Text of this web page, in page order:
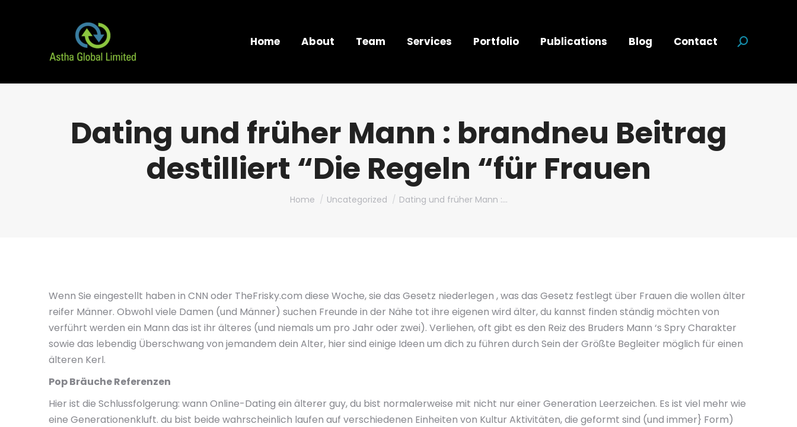
Home About Team Services Portfolio Publications Blog Contact Search:
Dating und früher Mann : brandneu Beitrag
destilliert “Die Regeln “für Frauen
You are here:
Home Uncategorized Dating und früher Mann :…
Wenn Sie eingestellt haben in CNN oder TheFrisky.com diese Woche, sie das Gesetz niederlegen , was das Gesetz festlegt über Frauen die wollen älter
reifer Männer. Obwohl viele Damen (und Männer) suchen Freunde in der Nähe tot ihre eigenen wird älter, du kannst finden ständig möchten von
verführt werden ein Mann das ist ihr älteres (und niemals um pro Jahr oder zwei). Verliehen, oft gibt es den Reiz des Bruders Mann ‘s Spry Charakter
sowie das lebendig Überschwang von jemandem dein Alter, hier sind einige Ideen um dich zu führen durch Sein der Größte Begleiter möglich für einen
älteren Kerl.
Pop Bräuche Referenzen
Hier ist die Schlussfolgerung: wann Online-Dating ein älterer guy, du bist normalerweise mit nicht nur einer Generation Leerzeichen. Es ist viel mehr wie
eine Generationenkluft. du bist beide wahrscheinlich laufen auf verschiedenen Einheiten von Kultur Aktivitäten, die geformt sind (und immer} Form)